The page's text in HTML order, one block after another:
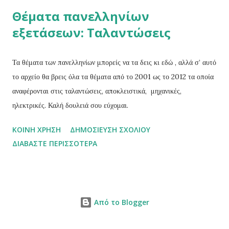
Βραχμαγκούπτα παρότι ήταν ο πρώτος που ασχολήθηκε μαζί του
ενδελεχώς, ομολογουμένως δεν κατάφερε να χειριστεί την διαίρεση.
επίσης Ινδός μαθηματικός Μπασκάρα γνώριζε ότι όσο μικρότερος
είναι ο διαιρέτης σε μια διαίρεση τόσο μεγαλύτερο είναι το πη...
Θέματα πανελληνίων
εξετάσεων: Ταλαντώσεις
Τα θέματα των πανελληνίων μπορείς να τα δεις κι εδώ , αλλά σ’ αυτό
το αρχείο θα βρεις όλα τα θέματα από το 2001 ως το 2012 τα οποία
αναφέρονται στις ταλαντώσεις, αποκλειστικά, μηχανικές,
ηλεκτρικές. Καλή δουλειά σου εύχομαι.
ΚΟΙΝΉ ΧΡΉΣΗ
ΔΗΜΟΣΊΕΥΣΗ ΣΧΟΛΊΟΥ
ΔΙΑΒΆΣΤΕ ΠΕΡΙΣΣΌΤΕΡΑ
Από το Blogger